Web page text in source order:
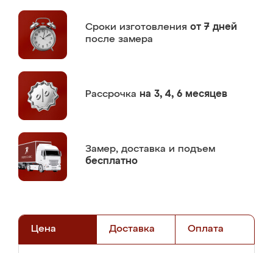
Сроки изготовления от 7 дней
после замера
Рассрочка на 3, 4, 6 месяцев
Замер, доставка и подъем
бесплатно
Цена Доставка Оплата